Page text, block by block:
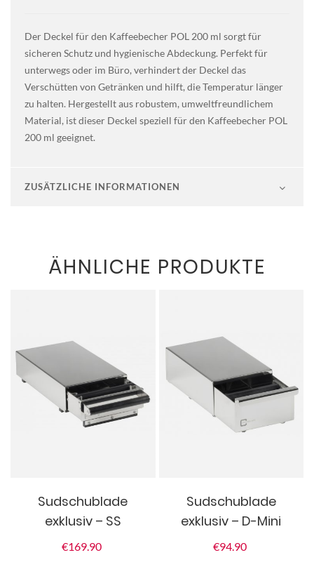
Der Deckel für den Kaffeebecher POL 200 ml sorgt für
sicheren Schutz und hygienische Abdeckung. Perfekt für
unterwegs oder im Büro, verhindert der Deckel das
Verschütten von Getränken und hilft, die Temperatur länger
zu halten. Hergestellt aus robustem, umweltfreundlichem
Material, ist dieser Deckel speziell für den Kaffeebecher POL
200 ml geeignet.
ZUSÄTZLICHE INFORMATIONEN
ÄHNLICHE PRODUKTE
Sudschublade
exklusiv – SS
€169.90
Sudschublade
exklusiv – D-Mini
€94.90